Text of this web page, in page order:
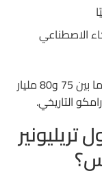
الاصطناعي
ويعتقد بعض المحللين أن الشركة قد تجمع ما بين 75 و80 مليار
التاريخي.